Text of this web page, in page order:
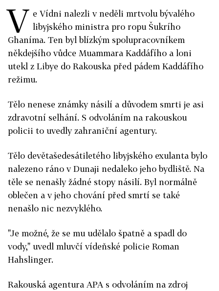
V e Vídni nalezli v neděli mrtvolu bývalého
libyjského ministra pro ropu Šukrího
Ghaníma. Ten byl blízkým spolupracovníkem
někdejšího vůdce Muammara Kaddáfího a loni
utekl z Libye do Rakouska před pádem Kaddáfího
režimu.
Tělo nenese známky násilí a důvodem smrti je asi
zdravotní selhání. S odvoláním na rakouskou
policii to uvedly zahraniční agentury.
Tělo devětašedesátiletého libyjského exulanta bylo
nalezeno ráno v Dunaji nedaleko jeho bydliště. Na
těle se nenašly žádné stopy násilí. Byl normálně
oblečen a v jeho chování před smrtí se také
nenašlo nic nezvyklého.
"Je možné, že se mu udělalo špatně a spadl do
vody," uvedl mluvčí vídeňské policie Roman
Hahslinger.
Rakouská agentura APA s odvoláním na zdroj